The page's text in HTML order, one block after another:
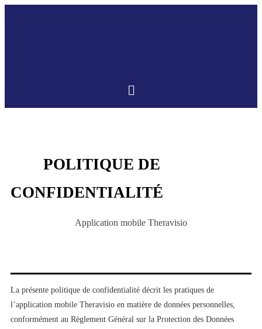
POLITIQUE DE
CONFIDENTIALITÉ
Application mobile Theravisio
La présente politique de confidentialité décrit les pratiques de
l’application mobile Theravisio en matière de données personnelles,
conformément au Règlement Général sur la Protection des Données